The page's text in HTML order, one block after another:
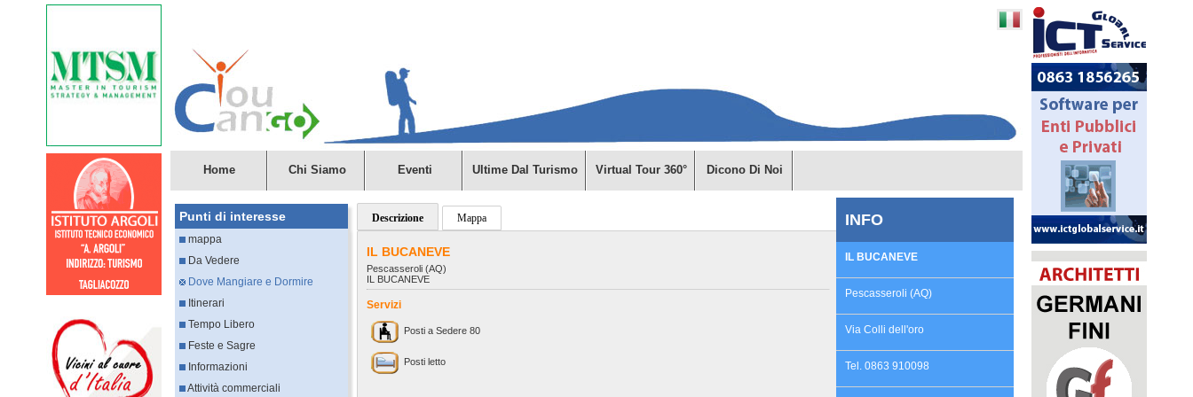
Home Chi Siamo Eventi Ultime Dal Turismo Virtual Tour 360° Dicono Di Noi
Punti di interesse
mappa
Da Vedere
Dove Mangiare e Dormire
Itinerari
Tempo Libero
Feste e Sagre
Informazioni
Attività commerciali
Descrizione Mappa
IL BUCANEVE
Pescasseroli (AQ)
IL BUCANEVE
Servizi
Posti a Sedere 80
Posti letto
INFO
IL BUCANEVE
Pescasseroli (AQ)
Via Colli dell'oro
Tel. 0863 910098